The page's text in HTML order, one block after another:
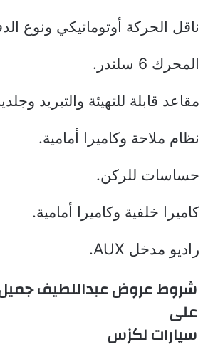
ناقل الحركة أوتوماتيكي ونوع
المحرك 6 سلندر.
مقاعد قابلة للتهيئة والتبريد
نظام ملاحة وكاميرا أمامية.
حساسات للركن.
كاميرا خلفية وكاميرا أمامية.
راديو مدخل AUX
.
شروطعروض عبداللطيف
على
سيارات لكزس